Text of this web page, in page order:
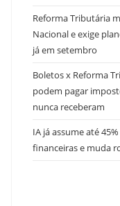
Reforma Tributária
Nacional e exige
já em setembro
Boletos x Reforma
podem pagar
nunca receberam
IA já assume até
financeiras e muda